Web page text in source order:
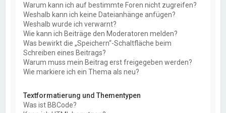
Warum kann ich auf bestimmte Foren nicht zugreifen?
Weshalb kann ich keine Dateianhänge anfügen?
Weshalb wurde ich verwarnt?
Wie kann ich Beiträge den Moderatoren melden?
Was bewirkt die „Speichern“-Schaltfläche beim
Schreiben eines Beitrags?
Warum muss mein Beitrag erst freigegeben werden?
Wie markiere ich ein Thema als neu?
Textformatierung und Thementypen
Was ist BBCode?